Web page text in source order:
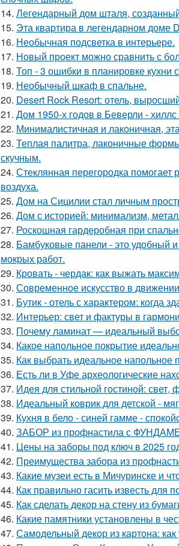
14. Легендарный дом шталя,
15. Эта квартира в легендарном доме
16. Необычная подсветка в интерьере.
17. Новый проект можно сравнить с
18. Топ - 3 ошибки в планировке кухни
19. Необычный шкаф в спальне.
20. Desert Rock Resort: отель,
21. Дом 1950-х годов в Беверли -
22. Минималистичная и лаконичная,
23. Теплая палитра, лаконичные
скучным.
24. Стеклянная перегородка помогает
воздуха.
25. Дом на Сицилии стал личным
26. Дом с историей: минимализм,
27. Роскошная гардеробная при
28. Бамбуковые панели - это удобный
мокрых работ.
29. Кровать - чердак: как выжать
30. Современное искусство в
31. Бутик - отель с характером: когда
32. Интерьер: свет и фактуры в
33. Почему ламинат — идеальный
34. Какое напольное покрытие
35. Как выбрать идеальное напольное
36. Есть ли в Уфе археологические
37. Идея для стильной гостиной: свет,
38. Идеальный коврик для детской -
39. Кухня в бело - синей гамме -
40. ЗАБОР из профнастила с
41. Цены на заборы под ключ в 2025
42. Преимущества забора из
43. Какие музеи есть в Мичуринске и
44. Как правильно гасить известь для
45. Как сделать декор на стену из
46. Какие памятники установлены в
47. Самодельный декор из картона: